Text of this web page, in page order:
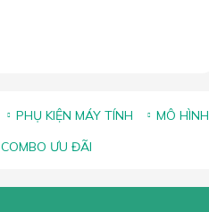
PHỤ KIỆN MÁY TÍNH MÔ HÌNH
COMBO ƯU ĐÃI